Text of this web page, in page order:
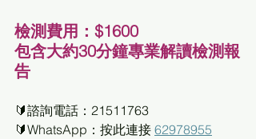
檢測費用：$1600
包含大約30分鐘專業解讀檢測報
告
🔰諮詢電話：21511763
🔰WhatsApp：按此連接 62978955